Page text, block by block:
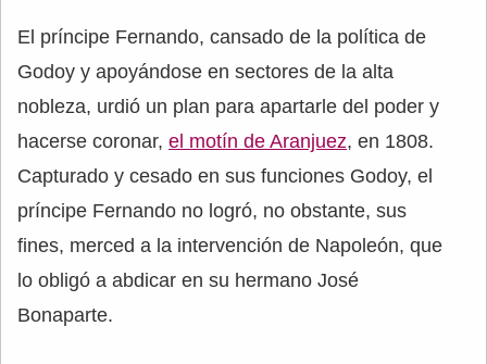
El príncipe Fernando, cansado de la política de
Godoy y apoyándose en sectores de la alta
nobleza, urdió un plan para apartarle del poder y
hacerse coronar, el motín de Aranjuez, en 1808.
Capturado y cesado en sus funciones Godoy, el
príncipe Fernando no logró, no obstante, sus
fines, merced a la intervención de Napoleón, que
lo obligó a abdicar en su hermano José
Bonaparte.